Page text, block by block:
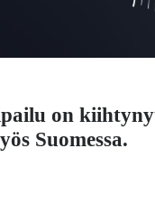
on
Suomessa.